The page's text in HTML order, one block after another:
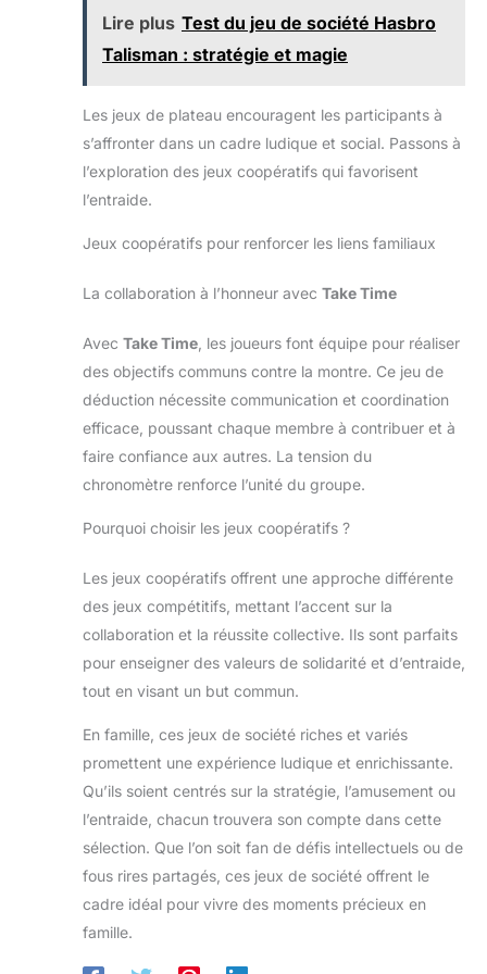
plus jeunes joueurs. Les
sont aussi un bon moyen
contente pas de divertir; il
soutient également
l'éducation. En tant que jeu
de memoire enfant, il
lecture et la
l'univers de Harry Potter.
Les joueurs développent
améliorent leur lecture
s'amusant. C'est un moyen
ludique et efficace
d'apprendre. De plus, en
tant que jeux memory
les capacités cognitives
contribue aussi aux jeux
culture generale, offrant
Offrir Trivial Pursuit Harry
saga. Ce jeu combine
l'amour pour l'univers de
Harry Potter, en faisant un
cadeau mémorable pour
tous les âges. Que ce soit
pour un anniversaire, Noël
ou simplement pour faire
agréables avec ses
proches tout en plongeant
dans le monde magique
de Harry Potter. Il s'intègre
soiree et les jeux adultes
expérience ludique et
immersive. Il est
également adapté comme
jeu adulte et jeu entre amis
soirées mémorables.
Lire plus Test du jeu de société Hasbro
Talisman : stratégie et magie
Les jeux de plateau encouragent les participants à
s’affronter dans un cadre ludique et social. Passons à
l’exploration des jeux coopératifs qui favorisent
l’entraide.
Jeux coopératifs pour renforcer les liens familiaux
La collaboration à l’honneur avec Take Time
Avec Take Time , les joueurs font équipe pour réaliser
des objectifs communs contre la montre. Ce jeu de
déduction nécessite communication et coordination
efficace, poussant chaque membre à contribuer et à
faire confiance aux autres. La tension du
chronomètre renforce l’unité du groupe.
Pourquoi choisir les jeux coopératifs ?
Les jeux coopératifs offrent une approche différente
des jeux compétitifs, mettant l’accent sur la
collaboration et la réussite collective. Ils sont parfaits
pour enseigner des valeurs de solidarité et d’entraide,
tout en visant un but commun.
En famille, ces jeux de société riches et variés
promettent une expérience ludique et enrichissante.
Qu’ils soient centrés sur la stratégie, l’amusement ou
l’entraide, chacun trouvera son compte dans cette
sélection. Que l’on soit fan de défis intellectuels ou de
fous rires partagés, ces jeux de société offrent le
cadre idéal pour vivre des moments précieux en
famille.